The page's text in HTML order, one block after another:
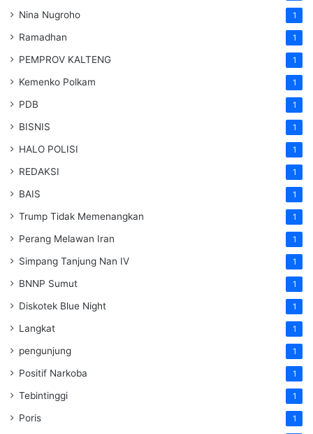
Nina Nugroho 1
Ramadhan 1
PEMPROV KALTENG 1
Kemenko Polkam 1
PDB 1
BISNIS 1
HALO POLISI 1
REDAKSI 1
BAIS 1
Trump Tidak Memenangkan 1
Perang Melawan Iran 1
Simpang Tanjung Nan IV 1
BNNP Sumut 1
Diskotek Blue Night 1
Langkat 1
pengunjung 1
Positif Narkoba 1
Tebintinggi 1
Poris 1